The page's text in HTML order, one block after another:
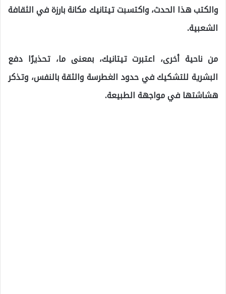
والكتب هذا الحدث، واكتسبت تيتانيك مكانة بارزة في الثقافة
الشعبية.
من ناحية أخرى، اعتبرت تيتانيك، بمعنى ما، تحذيرًا دفع
البشرية للتشكيك في حدود الغطرسة والثقة بالنفس، وتذكر
هشاشتها في مواجهة الطبيعة.